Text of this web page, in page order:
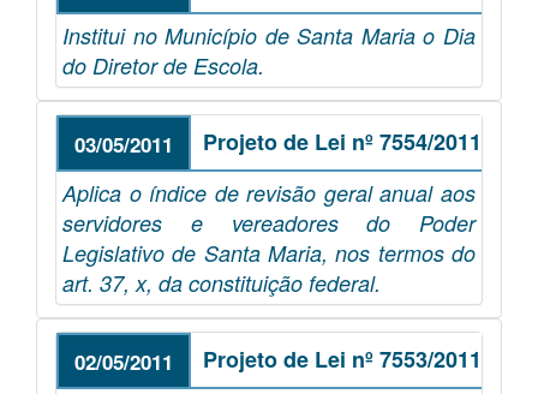
Institui no Município de Santa Maria o Dia
do Diretor de Escola.
03/05/2011 Projeto de Lei nº 7554/2011
Aplica o índice de revisão geral anual aos
servidores e vereadores do Poder
Legislativo de Santa Maria, nos termos do
art. 37, x, da constituição federal.
02/05/2011 Projeto de Lei nº 7553/2011